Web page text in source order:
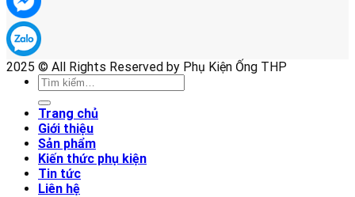
2025 © All Rights Reserved by Phụ Kiện Ống THP
Tìm
kiếm:
Trang chủ
Giới thiệu
Sản phẩm
Kiến thức phụ kiện
Tin tức
Liên hệ